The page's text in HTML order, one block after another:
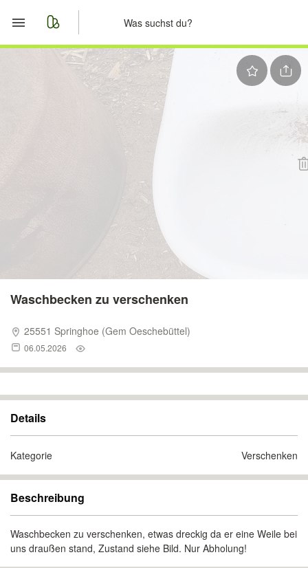
Start
Waschbecken zu verschenken
25551 Springhoe (Gem Oeschebüttel)
06.05.2026
Details
Kategorie Verschenken
Beschreibung
Waschbecken zu verschenken, etwas dreckig da er eine Weile bei
uns draußen stand, Zustand siehe Bild. Nur Abholung!